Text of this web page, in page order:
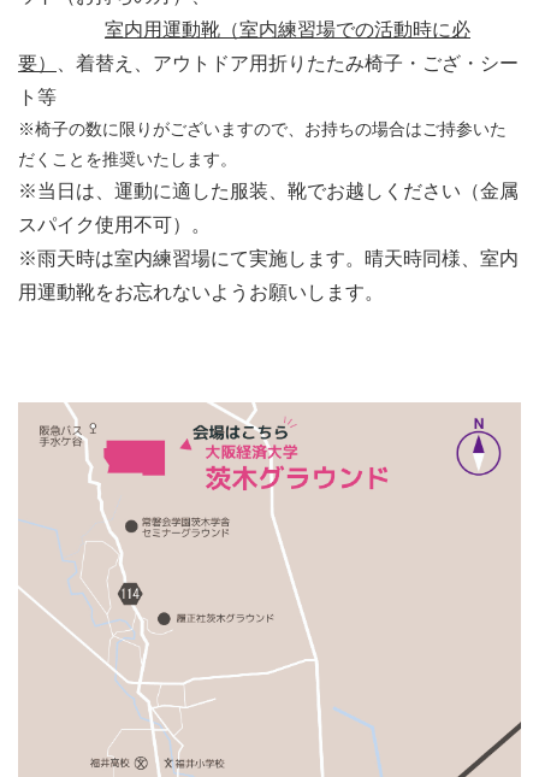
室内用運動靴（室内練習場での活動時に必
要）
、 着替え、 アウトドア用折りたたみ椅子・ござ・シー
ト等
※椅子の数に限りがございますので、お持ちの場合はご持参いた
だくことを推奨いたします。
※当日は、運動に適した服装、靴でお越しください（金属
スパイク使用不可）。
※雨天時は室内練習場にて実施します。晴天時同様、室内
用運動靴をお忘れないようお願いします。